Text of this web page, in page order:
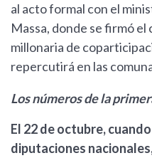
al acto formal con el
Massa, donde se firmó
millonaria de
repercutirá en las
Los números de la
El 22 de octubre,
diputaciones